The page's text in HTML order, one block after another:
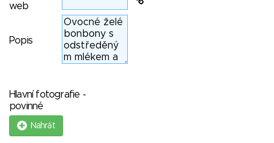
web
Popis
Hlavní fotografie -
povinné
Nahrát